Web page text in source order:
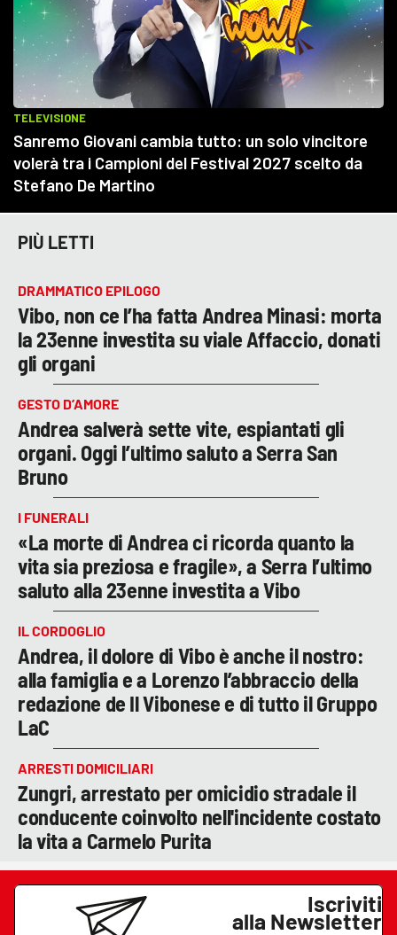
PIÙ LETTI
DRAMMATICO EPILOGO
Vibo, non ce l’ha fatta Andrea Minasi: morta
la 23enne investita su viale Affaccio, donati
gli organi
GESTO D’AMORE
Andrea salverà sette vite, espiantati gli
organi. Oggi l’ultimo saluto a Serra San
Bruno
I FUNERALI
«La morte di Andrea ci ricorda quanto la
vita sia preziosa e fragile», a Serra l’ultimo
saluto alla 23enne investita a Vibo
IL CORDOGLIO
Andrea, il dolore di Vibo è anche il nostro:
alla famiglia e a Lorenzo l’abbraccio della
redazione de Il Vibonese e di tutto il Gruppo
LaC
ARRESTI DOMICILIARI
Zungri, arrestato per omicidio stradale il
conducente coinvolto nell'incidente costato
la vita a Carmelo Purita
Iscriviti
alla Newsletter